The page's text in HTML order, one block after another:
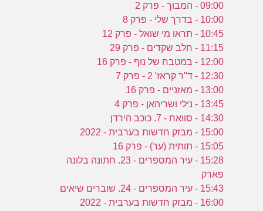
09:00 - המבוך - פרק 2
10:00 - בדרך שלי - פרק 8
10:45 - תראו מי שואל - פרק 12
11:15 - חלב שקדים - פרק 29
12:00 - במטבח של נוף - פרק 16
12:30 - ד''ר קראז' 2 - פרק 7
13:00 - מאזניים - פרק 16
13:45 - נילי ושריהאן - פרק 4
14:30 - סוואח - 7. כוכב הירדן
15:00 - מבזק חדשות בערבית - 2022
15:05 - תותית (ער) - פרק 16
15:28 - עיר המספרים - 23. חתונה בלונה
פארק
15:43 - עיר המספרים - 24. שוברים שיאים
16:00 - מבזק חדשות בערבית - 2022